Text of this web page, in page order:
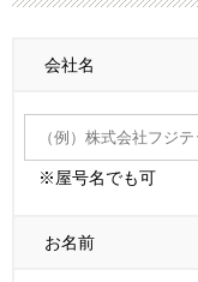
会社名
※屋号名でも可
お名前